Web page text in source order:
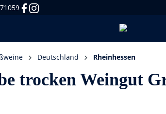
Deutschland Rheinhessen
trocken Weingut